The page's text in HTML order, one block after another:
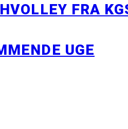
FRA
UGE